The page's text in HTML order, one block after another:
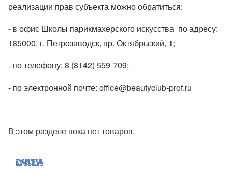
реализации прав субъекта можно обратиться:
- в офис Школы парикмахерского искусства по адресу:
185000, г. Петрозаводск, пр. Октябрьский, 1;
- по телефону: 8 (8142) 559-709;
- по электронной почте: office@beautyclub-prof.ru
В этом разделе пока нет товаров.